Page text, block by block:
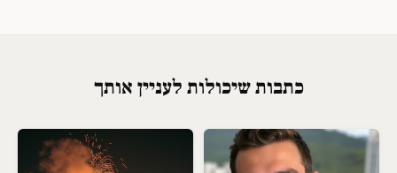
כתבות שיכולות לעניין אותך